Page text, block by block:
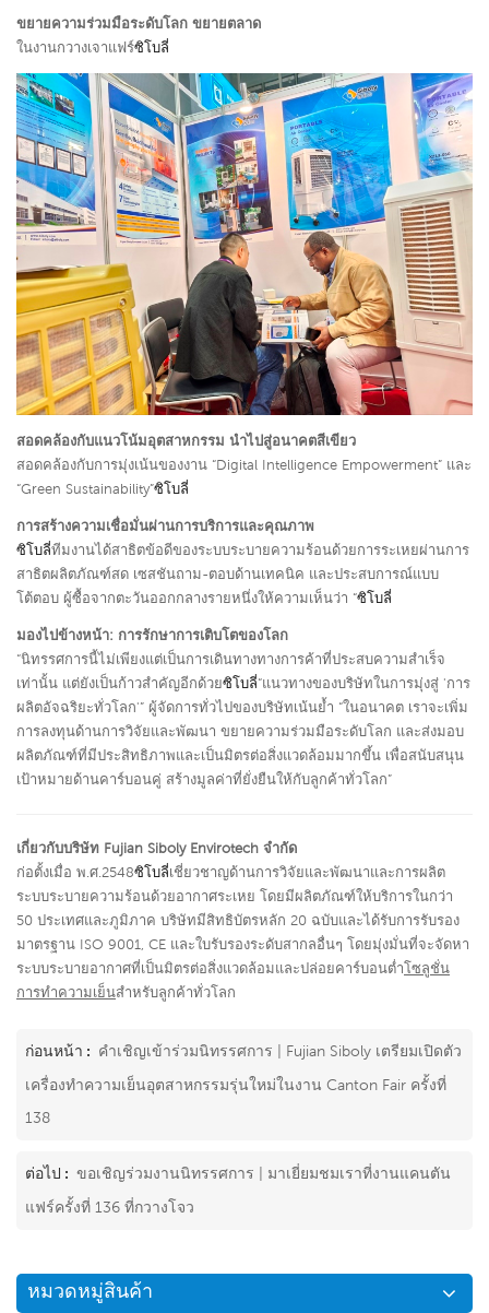
ขยายความร่วมมือระดับโลก ขยายตลาด
ในงานกวางเจาแฟร์ซิโบลี่
สอดคล้องกับแนวโน้มอุตสาหกรรม นำไปสู่อนาคตสีเขียว
สอดคล้องกับการมุ่งเน้นของงาน “Digital Intelligence Empowerment” และ
“Green Sustainability”ซิโบลี่
การสร้างความเชื่อมั่นผ่านการบริการและคุณภาพ
ซิโบลี่ทีมงานได้สาธิตข้อดีของระบบระบายความร้อนด้วยการระเหยผ่านการ
สาธิตผลิตภัณฑ์สด เซสชันถาม-ตอบด้านเทคนิค และประสบการณ์แบบ
โต้ตอบ ผู้ซื้อจากตะวันออกกลางรายหนึ่งให้ความเห็นว่า “ซิโบลี่
มองไปข้างหน้า: การรักษาการเติบโตของโลก
“นิทรรศการนี้ไม่เพียงแต่เป็นการเดินทางทางการค้าที่ประสบความสำเร็จ
เท่านั้น แต่ยังเป็นก้าวสำคัญอีกด้วยซิโบลี่“แนวทางของบริษัทในการมุ่งสู่ 'การ
ผลิตอัจฉริยะทั่วโลก'” ผู้จัดการทั่วไปของบริษัทเน้นย้ำ “ในอนาคต เราจะเพิ่ม
การลงทุนด้านการวิจัยและพัฒนา ขยายความร่วมมือระดับโลก และส่งมอบ
ผลิตภัณฑ์ที่มีประสิทธิภาพและเป็นมิตรต่อสิ่งแวดล้อมมากขึ้น เพื่อสนับสนุน
เป้าหมายด้านคาร์บอนคู่ สร้างมูลค่าที่ยั่งยืนให้กับลูกค้าทั่วโลก”
เกี่ยวกับบริษัท Fujian Siboly Envirotech จำกัด
ก่อตั้งเมื่อ พ.ศ.2548ซิโบลี่เชี่ยวชาญด้านการวิจัยและพัฒนาและการผลิต
ระบบระบายความร้อนด้วยอากาศระเหย โดยมีผลิตภัณฑ์ให้บริการในกว่า
50 ประเทศและภูมิภาค บริษัทมีสิทธิบัตรหลัก 20 ฉบับและได้รับการรับรอง
มาตรฐาน ISO 9001, CE และใบรับรองระดับสากลอื่นๆ โดยมุ่งมั่นที่จะจัดหา
ระบบระบายอากาศที่เป็นมิตรต่อสิ่งแวดล้อมและปล่อยคาร์บอนต่ำโซลูชั่น
การทำความเย็นสำหรับลูกค้าทั่วโลก
ก่อนหน้า : คำเชิญเข้าร่วมนิทรรศการ | Fujian Siboly เตรียมเปิดตัว
เครื่องทำความเย็นอุตสาหกรรมรุ่นใหม่ในงาน Canton Fair ครั้งที่
138
ต่อไป : ขอเชิญร่วมงานนิทรรศการ | มาเยี่ยมชมเราที่งานแคนตัน
แฟร์ครั้งที่ 136 ที่กวางโจว
หมวดหมู่สินค้า